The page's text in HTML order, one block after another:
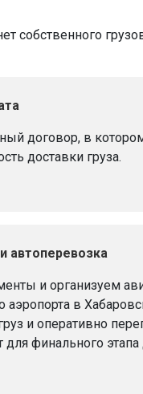
собственного
договор, в
доставки груза.
автоперевозка
и организуем
в
и оперативно
финального этапа